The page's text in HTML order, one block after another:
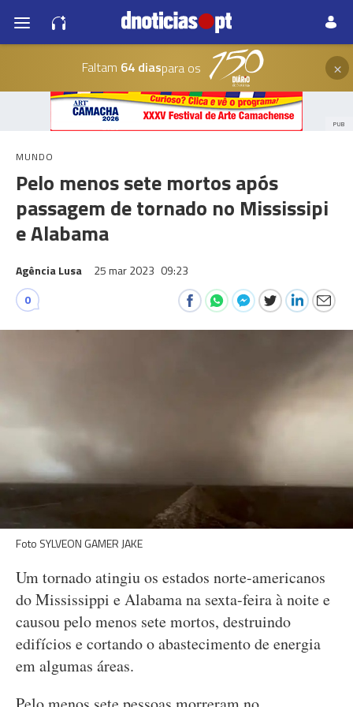
Faltam 64 diaspara os ×
PUB
MUNDO
Pelo menos sete mortos após
passagem de tornado no Mississipi
e Alabama
Agência Lusa 25 mar 2023 09:23
0
Foto SYLVEON GAMER JAKE
Um tornado atingiu os estados norte-americanos
do Mississippi e Alabama na sexta-feira à noite e
causou pelo menos sete mortos, destruindo
edifícios e cortando o abastecimento de energia
em algumas áreas.